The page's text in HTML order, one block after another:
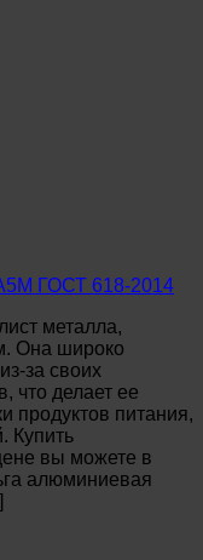
ГОСТ 618-2014
металла,
Она широко
за своих
что делает ее
продуктов питания,
Купить
вы можете в
алюминиевая